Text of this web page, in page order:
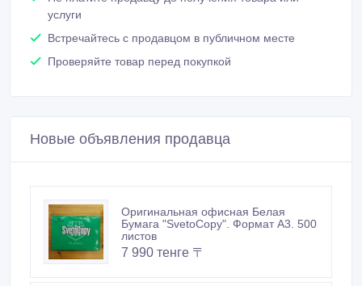
услуги
Встречайтесь с продавцом в публичном месте
Проверяйте товар перед покупкой
Новые объявления продавца
Оригинальная офисная Белая
Бумага "SvetoCopy". Формат A3. 500
листов
7 990 тенге 〒